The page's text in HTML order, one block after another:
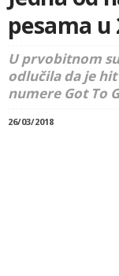
pesama u
U prvobitnom
odlučila da je
numere Got To
26/03/2018